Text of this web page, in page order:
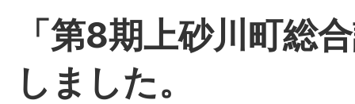
「第8期上砂川町総
しました。